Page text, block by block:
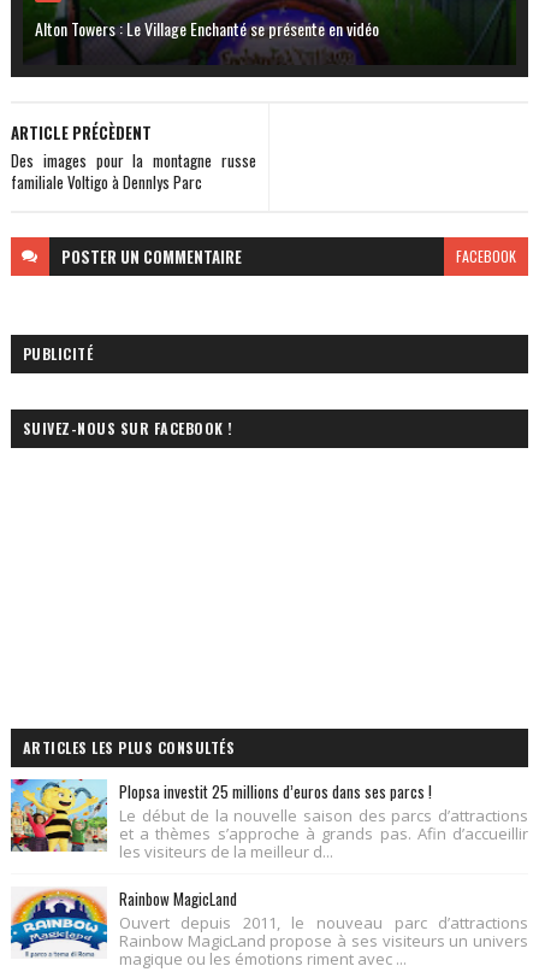
Alton Towers : Le Village Enchanté se présente en vidéo
ARTICLE PRÉCÈDENT
Des images pour la montagne russe
familiale Voltigo à Dennlys Parc
POSTER UN COMMENTAIRE FACEBOOK
PUBLICITÉ
SUIVEZ-NOUS SUR FACEBOOK !
ARTICLES LES PLUS CONSULTÉS
Plopsa investit 25 millions d’euros dans ses parcs !
Le début de la nouvelle saison des parcs d’attractions
et a thèmes s’approche à grands pas. Afin d’accueillir
les visiteurs de la meilleur d...
Rainbow MagicLand
Ouvert depuis 2011, le nouveau parc d’attractions
Rainbow MagicLand propose à ses visiteurs un univers
magique ou les émotions riment avec ...